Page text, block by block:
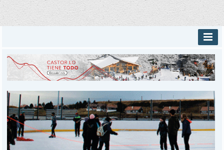
INICIO
PROVINCIALES
DEPORTES
POLICIALES
I-DIARIO
MÁS